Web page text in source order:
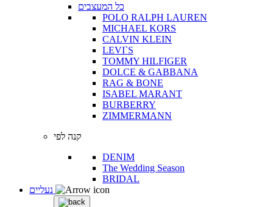
כל המעצבים
POLO RALPH LAUREN
MICHAEL KORS
CALVIN KLEIN
LEVI`S
TOMMY HILFIGER
DOLCE & GABBANA
RAG & BONE
ISABEL MARANT
BURBERRY
ZIMMERMANN
קנה לפי
DENIM
The Wedding Season
BRIDAL